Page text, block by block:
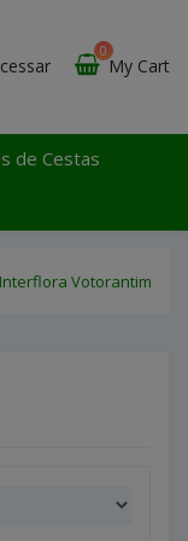
My Cart
0
de Cestas
Interflora Votorantim